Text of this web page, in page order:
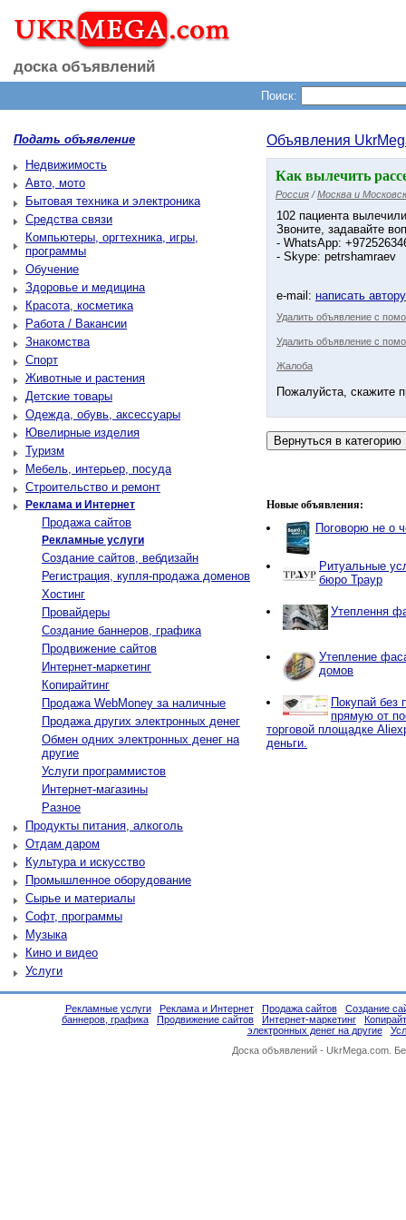
доска объявлений
Поиск:
Подать объявление
Недвижимость
Авто, мото
Бытовая техника и электроника
Средства связи
Компьютеры, оргтехника, игры,
программы
Обучение
Здоровье и медицина
Красота, косметика
Работа / Вакансии
Знакомства
Спорт
Животные и растения
Детские товары
Одежда, обувь, аксессуары
Ювелирные изделия
Туризм
Мебель, интерьер, посуда
Строительство и ремонт
Реклама и Интернет
Продажа сайтов
Рекламные услуги
Создание сайтов, вебдизайн
Регистрация, купля-продажа доменов
Хостинг
Провайдеры
Создание баннеров, графика
Продвижение сайтов
Интернет-маркетинг
Копирайтинг
Продажа WebMoney за наличные
Продажа других электронных денег
Обмен одних электронных денег на
другие
Услуги программистов
Интернет-магазины
Разное
Продукты питания, алкоголь
Отдам даром
Культура и искусство
Промышленное оборудование
Сырье и материалы
Софт, программы
Музыка
Кино и видео
Услуги
Объявления
Как вылечить
Россия /Москва и
102 пациента
Звоните, задавайте
- WhatsApp:
- Skype: petrshamraev
e-mail: написать
Удалить объявление с
Удалить объявление с
Жалоба
Пожалуйста, скажите
Новые объявления:
Поговорю не о
Ритуальные
бюро Траур
Утеплення
Утепление
домов
Покупай без
прямую от
торговой площадке
деньги.
Рекламные услуги Реклама и Интернет Продажа сайтов
Создание
баннеров, графика
Продвижение сайтов Интернет-маркетинг
электронных денег на другие
Доска объявлений - UkrMega.com.